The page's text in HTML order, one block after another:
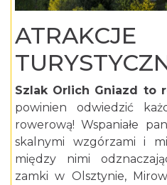
ATRAKCJE
Szlak Orlich Gniazd to
powinien odwiedzić
rowerową! Wspaniałe
skalnymi wzgórzami i
między nimi
zamki w Olsztynie,